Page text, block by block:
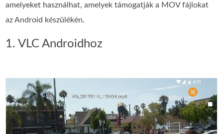
amelyeket használhat, amelyek támogatják a MOV fájlokat
az Android készülékén.
1. VLC Androidhoz